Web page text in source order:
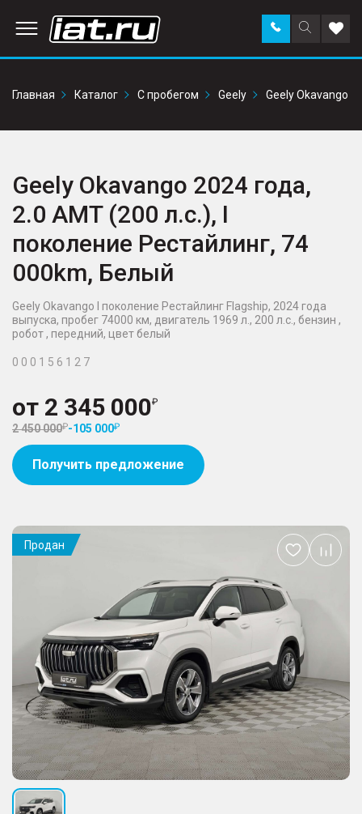
Поиск
по
Заказать
звонок в
Главная
Каталог С пробегом Geely Geely Okavango
Geely Okavango 2024 года,
2.0 AMT (200 л.с.), I
поколение Рестайлинг, 74
000km, Белый
Geely Okavango I поколение Рестайлинг Flagship, 2024 года
выпуска, пробег 74000 км, двигатель 1969 л., 200 л.с., бензин ,
робот , передний, цвет белый
0 0 0 1 5 6 1 2 7
от 2 345 000
2 450 000 -105 000
Получить предложение
Продан
Добавить
в